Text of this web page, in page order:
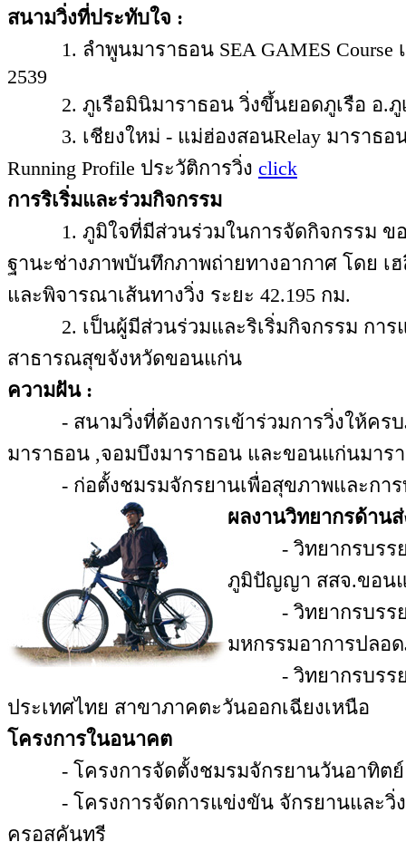
สนามวิ่งที่ประทับใจ :
1. ลำพูนมาราธอน SEA GAMES Course
2539
2. ภูเรือมินิมาราธอน วิ่งขึ้นยอดภูเรือ อ.ภูเ
3. เชียงใหม่ - แม่ฮ่องสอนRelay มาราธอน
Running Profile ประวัติการวิ่ง click
การริเริ่มและร่วมกิจกรรม
1. ภูมิใจที่มีส่วนร่วมในการจัดกิจกรรม ขอ
ฐานะช่างภาพบันทึกภาพถ่ายทางอากาศ โดย เ
และพิจารณาเส้นทางวิ่ง ระยะ 42.195 กม.
2. เป็นผู้มีส่วนร่วมและริเริ่มกิจกรรม การ
สาธารณสุขจังหวัดขอนแก่น
ความฝัน :
- สนามวิ่งที่ต้องการเข้าร่วมการวิ่งให้ครบภ
มาราธอน ,จอมบึงมาราธอน และขอนแก่นมาร
- ก่อตั้งชมรมจักรยานเพื่อสุขภาพและการ
ผลงานวิทยากรด้าน
- วิทยากรบรรยา
ภูมิปัญญา สสจ.ขอน
- วิทยากรบรรยา
มหกรรมอาการปลอ
- วิทยากรบรรยา
ประเทศไทย สาขาภาคตะวันออกเฉียงเหนือ
โครงการในอนาคต
- โครงการจัดตั้งชมรมจักรยานวันอาทิตย์
- โครงการจัดการแข่งขัน จักรยานและวิ่งเพื่
ครอสคันทรี